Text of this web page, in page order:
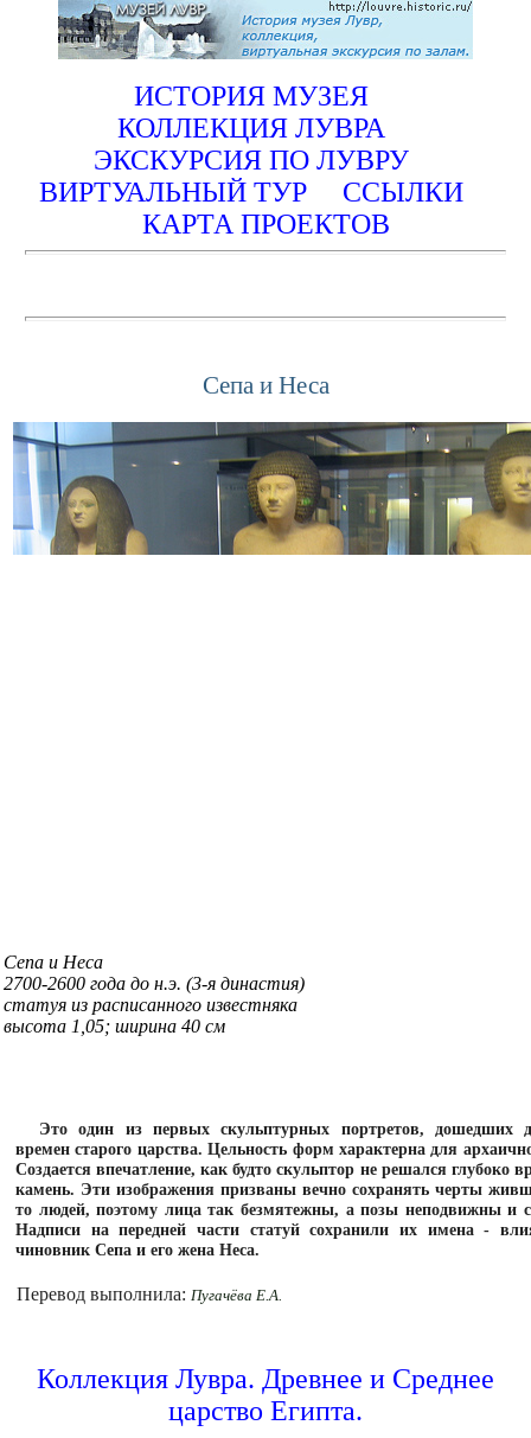
ИСТОРИЯ МУЗЕЯ
КОЛЛЕКЦИЯ ЛУВРА
ЭКСКУРСИЯ ПО ЛУВРУ
ВИРТУАЛЬНЫЙ ТУР
ССЫЛКИ
КАРТА ПРОЕКТОВ
Сепа и Неса
Сепа и Неса
2700-2600 года до н.э. (3-я династия)
статуя из расписанного известняка
высота 1,05; ширина 40 см
Это один из первых скульптурных портретов, дошедших
времен старого царства. Цельность форм характерна для
Создается впечатление, как будто скульптор не решался глубоко
камень. Эти изображения призваны вечно сохранять черты
то людей, поэтому лица так безмятежны, а позы неподвижны и
Надписи на передней части статуй сохранили их имена -
чиновник Сепа и его жена Неса.
Перевод выполнила: Пугачёва Е.А.
Коллекция Лувра. Древнее и Среднее
царство Египта.